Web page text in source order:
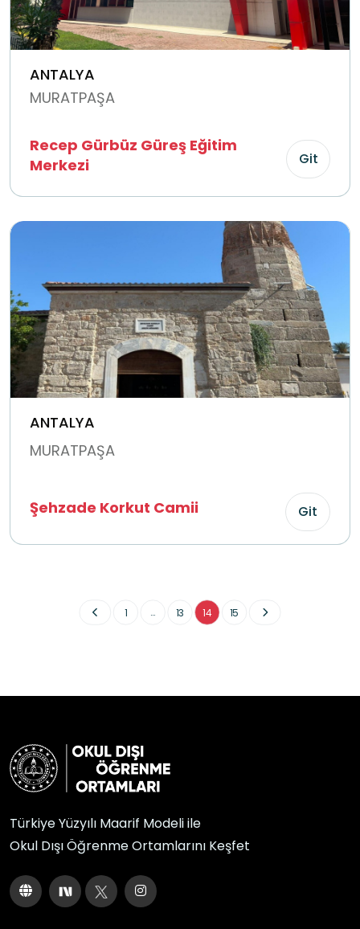
ANTALYA
MURATPAŞA
Recep Gürbüz Güreş Eğitim
Merkezi
Git
ANTALYA
MURATPAŞA
Şehzade Korkut Camii Git
1 ... 13 14 15
Türkiye Yüzyılı Maarif Modeli ile
Okul Dışı Öğrenme Ortamlarını Keşfet